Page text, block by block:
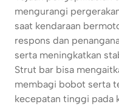
mengurangi
saat kendaraan
respons dan
serta meningkatkan
Strut bar bisa
membagi bobot serta
kecepatan tinggi pada